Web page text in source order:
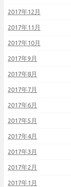
2017年12月
2017年11月
2017年10月
2017年9月
2017年8月
2017年7月
2017年6月
2017年5月
2017年4月
2017年3月
2017年2月
2017年1月